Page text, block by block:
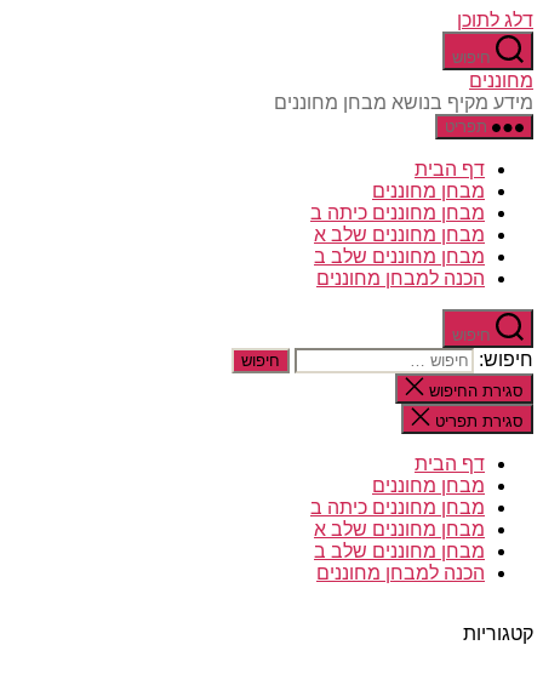
דלג לתוכן
חיפוש
מחוננים
מידע מקיף בנושא מבחן מחוננים
תפריט
דף הבית
מבחן מחוננים
מבחן מחוננים כיתה ב
מבחן מחוננים שלב א
מבחן מחוננים שלב ב
הכנה למבחן מחוננים
חיפוש
חיפוש:
סגירת החיפוש
סגירת תפריט
דף הבית
מבחן מחוננים
מבחן מחוננים כיתה ב
מבחן מחוננים שלב א
מבחן מחוננים שלב ב
הכנה למבחן מחוננים
קטגוריות